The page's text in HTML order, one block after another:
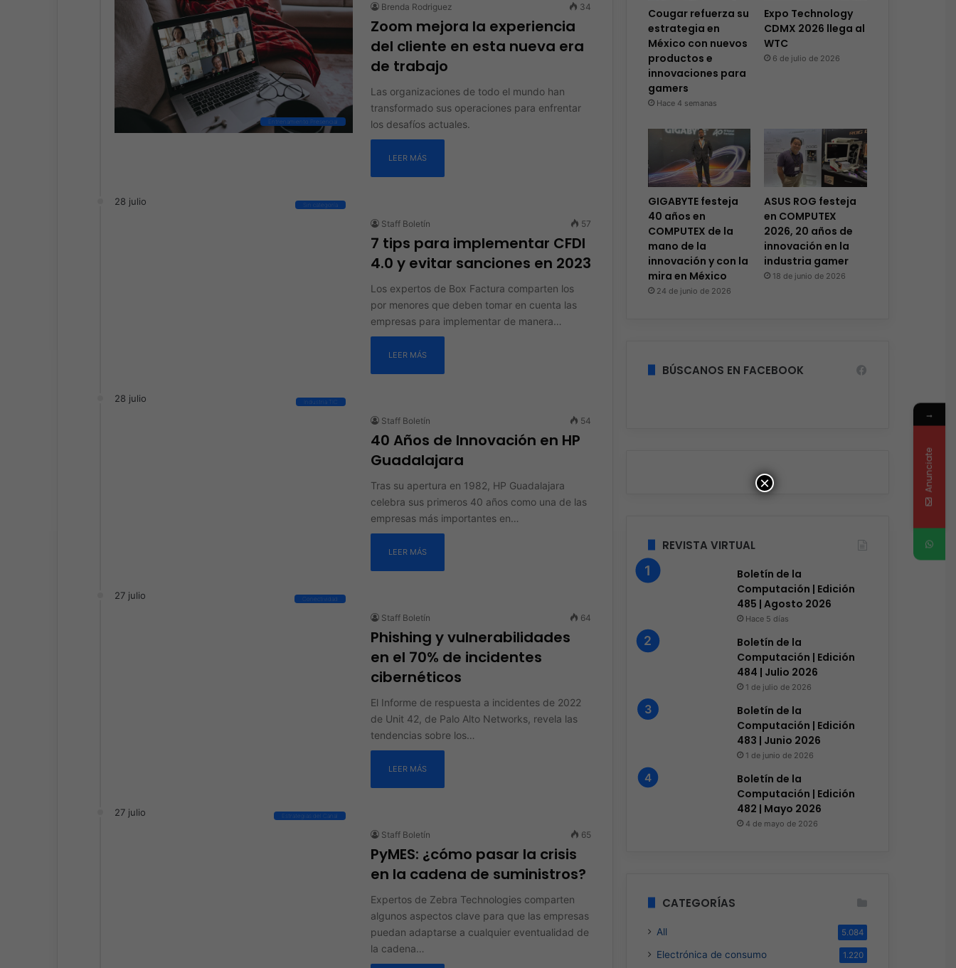
Entrenamiento Presencial
Brenda Rodriguez 34
Zoom mejora la experiencia
del cliente en esta nueva era
de trabajo
Las organizaciones de todo el mundo han
transformado sus operaciones para enfrentar
los desafíos actuales.
LEER MÁS
28 julio Sin categoría
Staff Boletín 57
7 tips para implementar CFDI
4.0 y evitar sanciones en 2023
Los expertos de Box Factura comparten los
por menores que deben tomar en cuenta las
empresas para implementar de manera…
LEER MÁS
28 julio Industria TIC
Staff Boletín 54
40 Años de Innovación en HP
Guadalajara
Tras su apertura en 1982, HP Guadalajara
celebra sus primeros 40 años como una de las
empresas más importantes en…
LEER MÁS
27 julio Conectividad
Staff Boletín 64
Phishing y vulnerabilidades
en el 70% de incidentes
cibernéticos
El Informe de respuesta a incidentes de 2022
de Unit 42, de Palo Alto Networks, revela las
tendencias sobre los…
LEER MÁS
27 julio Estrategias del Canal
Staff Boletín 65
PyMES: ¿cómo pasar la crisis
en la cadena de suministros?
Expertos de Zebra Technologies comparten
algunos aspectos clave para que las empresas
puedan adaptarse a cualquier eventualidad de
la cadena…
Cougar refuerza su
estrategia en
México con nuevos
productos e
innovaciones para
gamers
Hace 4 semanas
Expo Technology
CDMX 2026 llega al
WTC
6 de julio de 2026
GIGABYTE festeja
40 años en
COMPUTEX de la
mano de la
innovación y con la
mira en México
24 de junio de 2026
ASUS ROG festeja
en COMPUTEX
2026, 20 años de
innovación en la
industria gamer
18 de junio de 2026
BÚSCANOS EN FACEBOOK
REVISTA VIRTUAL
Boletín de la
Computación | Edición
485 | Agosto 2026
Hace 5 días
Boletín de la
Computación | Edición
484 | Julio 2026
1 de julio de 2026
Boletín de la
Computación | Edición
483 | Junio 2026
1 de junio de 2026
Boletín de la
Computación | Edición
482 | Mayo 2026
4 de mayo de 2026
CATEGORÍAS
All 5.084
Electrónica de consumo 1.220
×
→
Anunciate